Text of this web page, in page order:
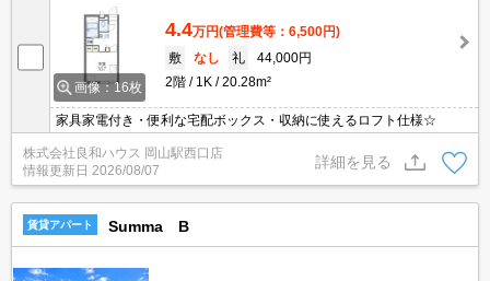
画像：16枚
4.4万円(管理費等：6,500円)
敷
なし 礼
44,000円
2階
1K 20.28m²
家具家電付き・便利な宅配ボックス・収納に使えるロフト仕様☆
株式会社良和ハウス 岡山駅西口店
情報更新日 2026/08/07
詳細を見る
賃貸アパート Summa B